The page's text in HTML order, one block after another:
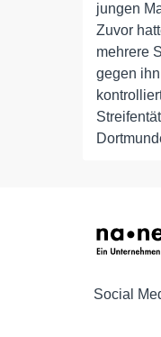
jungen
Zuvor
mehrere
gegen
Social